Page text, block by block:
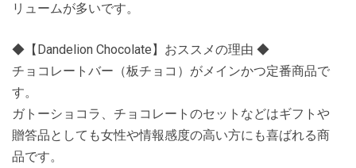
リュームが多いです。
◆【Dandelion Chocolate】おススメの理由 ◆
チョコレートバー（板チョコ）がメインかつ定番商品で
す。
ガトーショコラ、チョコレートのセットなどはギフトや
贈答品としても女性や情報感度の高い方にも喜ばれる商
品です。